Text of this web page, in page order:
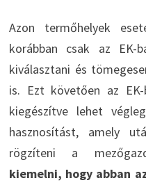
Azon termőhelyek
korábban csak az EK-
kiválasztani és
is. Ezt követően az
kiegészítve lehet
hasznosítást, amely
rögzíteni a
kiemelni, hogy abban